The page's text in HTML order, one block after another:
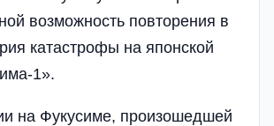
возможность повторения в
катастрофы на японской
1».
на Фукусиме, произошедшей